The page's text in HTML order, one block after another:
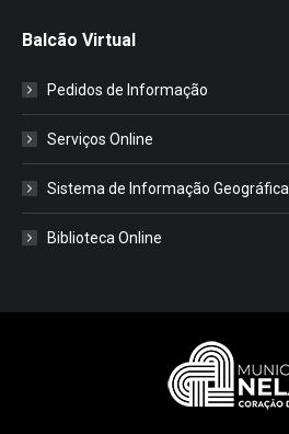
Balcão Virtual
Pedidos de Informação
Serviços Online
Sistema de Informação Geográfica
Biblioteca Online